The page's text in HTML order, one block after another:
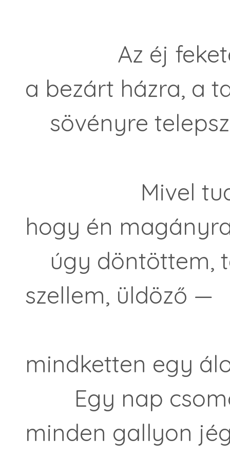
Az éj fekete
a bezárt házra, a
sövényre
Mivel
hogy én
úgy döntöttem,
szellem, üldöző —
mindketten egy
Egy nap
minden gallyon